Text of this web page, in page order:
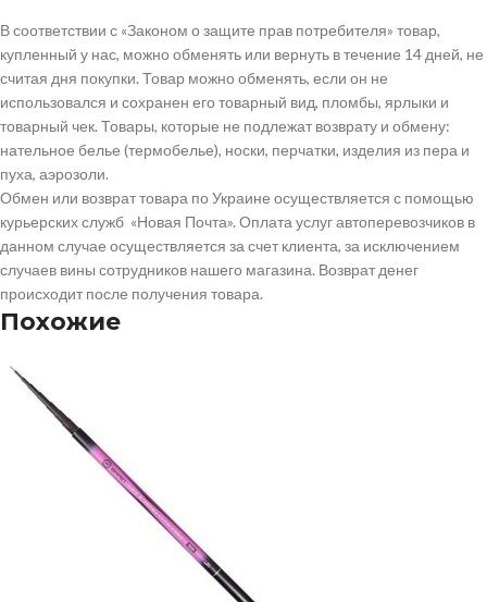
В соответствии с «Законом о защите прав потребителя» товар,
купленный у нас, можно обменять или вернуть в течение 14 дней, не
считая дня покупки. Товар можно обменять, если он не
использовался и сохранен его товарный вид, пломбы, ярлыки и
товарный чек. Товары, которые не подлежат возврату и обмену:
нательное белье (термобелье), носки, перчатки, изделия из пера и
пуха, аэрозоли.
Обмен или возврат товара по Украине осуществляется с помощью
курьерских служб «Новая Почта». Оплата услуг автоперевозчиков в
данном случае осуществляется за счет клиента, за исключением
случаев вины сотрудников нашего магазина. Возврат денег
происходит после получения товара.
Похожие